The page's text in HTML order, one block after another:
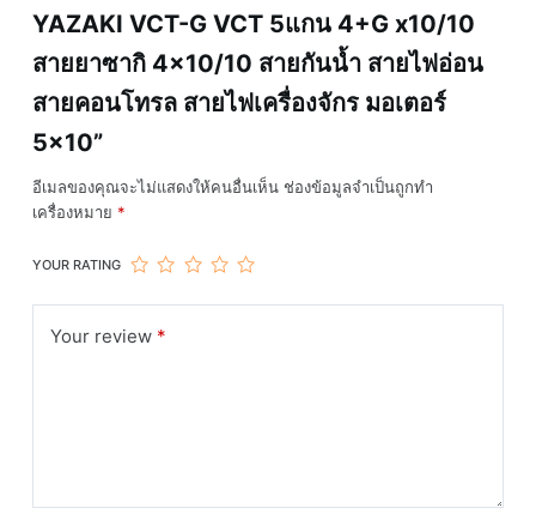
YAZAKI VCT-G VCT 5แกน 4+G x10/10
สายยาซากิ 4×10/10 สายกันน้ำ สายไฟอ่อน
สายคอนโทรล สายไฟเครื่องจักร มอเตอร์
5×10”
อีเมลของคุณจะไม่แสดงให้คนอื่นเห็น ช่องข้อมูลจำเป็นถูกทำ
เครื่องหมาย *
YOUR RATING
Your review*